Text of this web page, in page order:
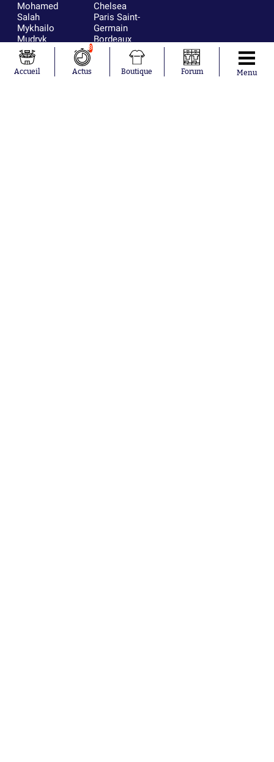
Mohamed
Salah
Mykhailo
Mudryk
Neymar
Khalis Merah
Loïs Openda
Chelsea
Paris Saint-
Germain
Bordeaux
Olympique
Accueil
8
Actus Boutique Forum Menu